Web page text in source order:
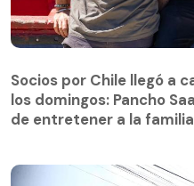
Socios por Chile llegó a
los domingos: Pancho
de entretener a la familia